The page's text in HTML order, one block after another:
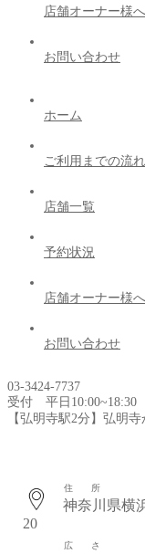
店舗オーナー様へ
お問い合わせ
ホーム
ご利用までの流れ
店舗一覧
予約状況
店舗オーナー様へ
お問い合わせ
03-3424-7737
受付 平日10:00~18:30
【弘明寺駅2分】弘明
住 所
神奈川県横
20
広 さ